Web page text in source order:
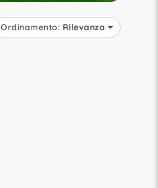
Ordinamento: Rilevanza